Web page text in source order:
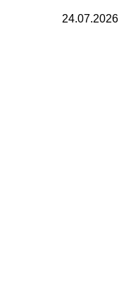
24.07.2026